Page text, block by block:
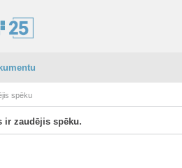
spēku
ir zaudējis spēku.